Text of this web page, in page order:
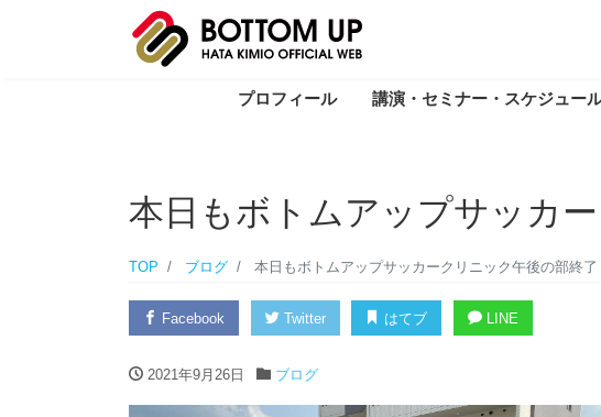
プロフィール 講演・セミナー・スケジュー
本日もボトムアップサッカ
TOP ブログ 本日もボトムアップサッカークリニック午後の部終了
Facebook Twitter はてブ LINE
2021年9月26日 ブログ